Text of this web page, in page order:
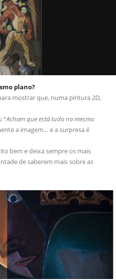
plano?
mostrar que, numa pintura 2D,
“Acham que está tudo no mesmo
a imagem… e a surpresa é
bem e deixa sempre os mais
de saberem mais sobre as